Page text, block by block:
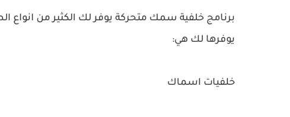
برنامج خلفية سمك متحركة يوفر لك الكثير من
يوفرها لك هي:
خلفيات اسماك